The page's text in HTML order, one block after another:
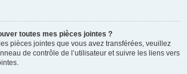
toutes mes pièces jointes ?
pièces jointes que vous avez transférées, veuillez
de contrôle de l’utilisateur et suivre les liens vers